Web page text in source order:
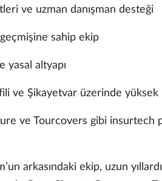
ve uzman danışman desteği
geçmişine sahip ekip
yasal altyapı
ve Şikayetvar üzerinde yüksek
ve Tourcovers gibi
arkasındaki ekip, uzun